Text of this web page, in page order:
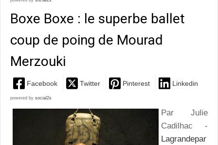
Boxe Boxe : le superbe ballet
coup de poing de Mourad
Merzouki
Facebook Twitter Pinterest Linkedin
powered by social2s
Par Julie
Cadilhac -
Lagrandepar